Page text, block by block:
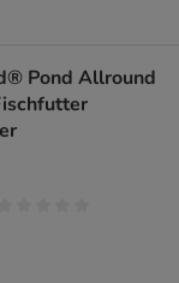
Pond Allround